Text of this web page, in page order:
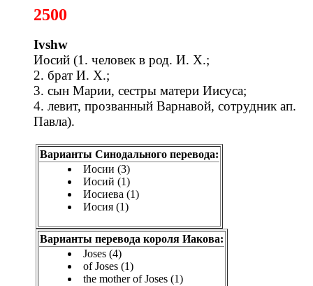
2500
Ivshw
Иосий (1. человек в род. И. Х.;
2. брат И. Х.;
3. сын Марии, сестры матери Иисуса;
4. левит, прозванный Варнавой, сотрудник ап.
Павла).
Варианты Синодального перевода:
Иосии (3)
Иосий (1)
Иосиева (1)
Иосия (1)
Варианты перевода короля Иакова:
Joses (4)
of Joses (1)
the mother of Joses (1)